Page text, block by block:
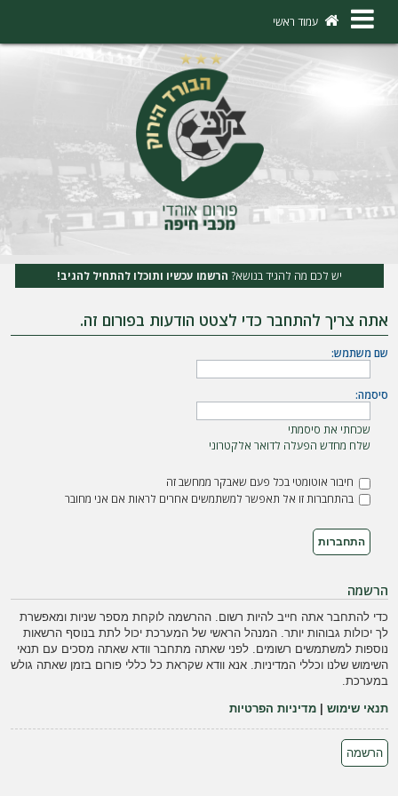
×
ו
ר
ש
ה
עמוד ראשי
יש לכם מה להגיד בנושא? הרשמו עכשיו ותוכלו להתחיל להגיב!
אתה צריך להתחבר כדי לצטט הודעות בפורום זה.
שם משתמש:
סיסמה:
שכחתי את סיסמתי
שלח מחדש הפעלה לדואר אלקטרוני
חיבור אוטומטי בכל פעם שאבקר ממחשב זה
בהתחברות זו אל תאפשר למשתמשים אחרים לראות אם אני מחובר
הרשמה
כדי להתחבר אתה חייב להיות רשום. ההרשמה לוקחת מספר שניות ומאפשרת
לך יכולות גבוהות יותר. המנהל הראשי של המערכת יכול לתת בנוסף הרשאות
נוספות למשתמשים רשומים. לפני שאתה מתחבר וודא שאתה מסכים עם תנאי
השימוש שלנו וכללי המדיניות. אנא וודא שקראת כל כללי פורום בזמן שאתה גולש
במערכת.
תנאי שימוש |מדיניות הפרטיות
הרשמה